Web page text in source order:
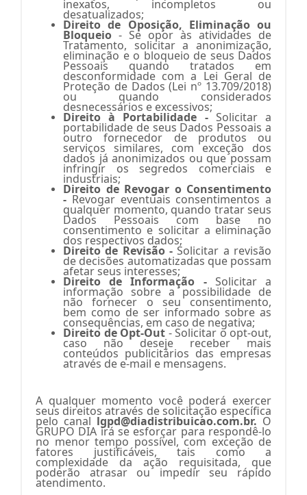
inexatos, incompletos ou
desatualizados;
Direito de Oposição, Eliminação ou
Bloqueio - Se opor às atividades de
Tratamento, solicitar a anonimização,
eliminação e o bloqueio de seus Dados
Pessoais quando tratados em
desconformidade com a Lei Geral de
Proteção de Dados (Lei nº 13.709/2018)
ou quando considerados
desnecessários e excessivos;
Direito à Portabilidade - Solicitar a
portabilidade de seus Dados Pessoais a
outro fornecedor de produtos ou
serviços similares, com exceção dos
dados já anonimizados ou que possam
infringir os segredos comerciais e
industriais;
Direito de Revogar o Consentimento
- Revogar eventuais consentimentos a
qualquer momento, quando tratar seus
Dados Pessoais com base no
consentimento e solicitar a eliminação
dos respectivos dados;
Direito de Revisão -Solicitar a revisão
de decisões automatizadas que possam
afetar seus interesses;
Direito de Informação - Solicitar a
informação sobre a possibilidade de
não fornecer o seu consentimento,
bem como de ser informado sobre as
consequências, em caso de negativa;
Direito de Opt-Out - Solicitar o opt-out,
caso não deseje receber mais
conteúdos publicitários das empresas
através de e-mail e mensagens.
A qualquer momento você poderá exercer
seus direitos através de solicitação específica
pelo canal lgpd@diadistribuicao.com.br. O
GRUPO DIA irá se esforçar para respondê-lo
no menor tempo possível, com exceção de
fatores justificáveis, tais como a
complexidade da ação requisitada, que
poderão atrasar ou impedir seu rápido
atendimento.